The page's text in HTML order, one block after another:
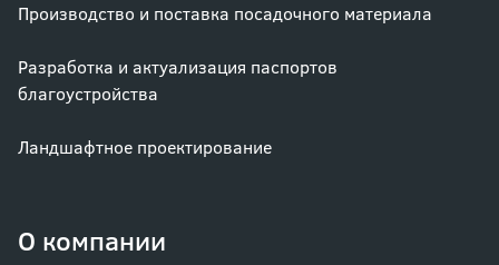
Производство и поставка посадочного материала
Разработка и актуализация паспортов
благоустройства
Ландшафтное проектирование
О компании